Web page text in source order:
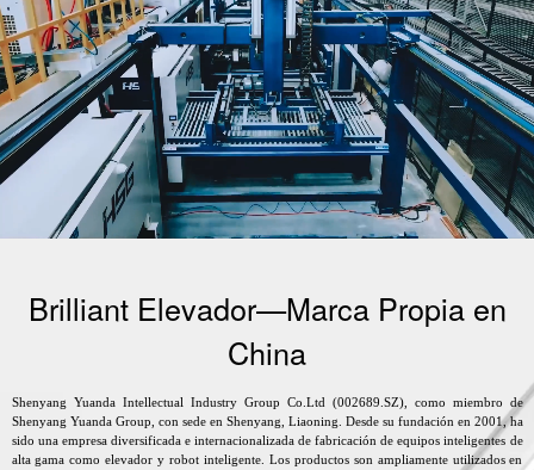
Brilliant Elevador—Marca Propia en
China
Shenyang Yuanda Intellectual Industry Group Co.Ltd (002689.SZ), como miembro de
Shenyang Yuanda Group, con sede en Shenyang, Liaoning. Desde su fundación en 2001, ha
sido una empresa diversificada e internacionalizada de fabricación de equipos inteligentes de
alta gama como elevador y robot inteligente. Los productos son ampliamente utilizados en